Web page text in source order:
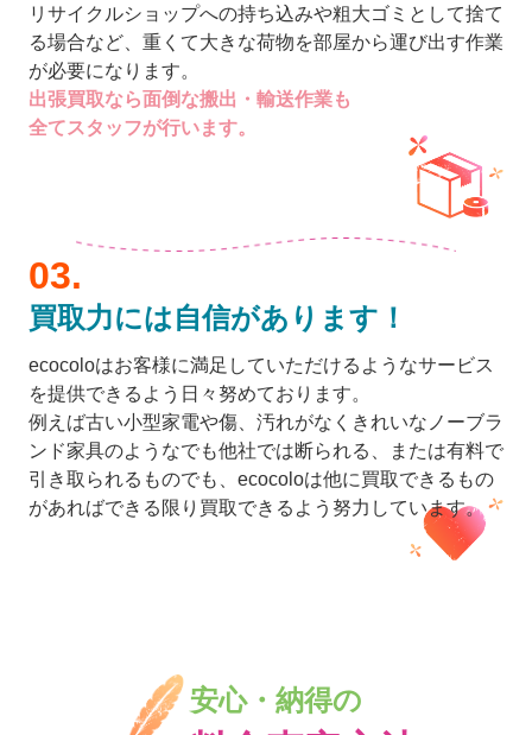
リサイクルショップへの持ち込みや粗大ゴミとして捨て
る場合など、重くて大きな荷物を部屋から運び出す作業
が必要になります。
出張買取なら面倒な搬出・輸送作業も
全てスタッフが行います。
買取力には自信があります！
ecocoloはお客様に満足していただけるようなサービス
を提供できるよう日々努めております。
例えば古い小型家電や傷、汚れがなくきれいなノーブラ
ンド家具のようなでも他社では断られる、または有料で
引き取られるものでも、ecocoloは他に買取できるもの
があればできる限り買取できるよう努力しています。
安心・納得の